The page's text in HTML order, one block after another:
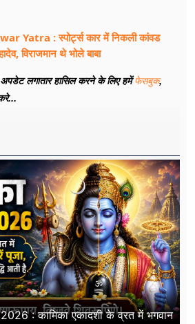
Yatra : स्पोर्ट्स कार में निकली कांवड
विराजमान थे भोले बाबा
लगातार हासिल करने के लिए हमेंफेसबुक,
: कामिका एकादशी के व्रत में भगवान